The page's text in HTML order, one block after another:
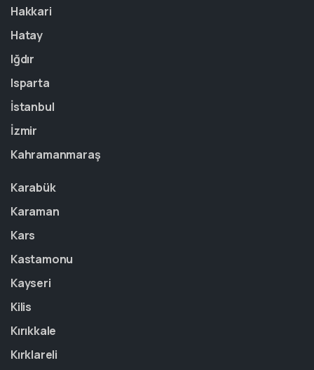
Hakkari
Hatay
Iğdır
Isparta
İstanbul
İzmir
Kahramanmaraş
Karabük
Karaman
Kars
Kastamonu
Kayseri
Kilis
Kırıkkale
Kırklareli